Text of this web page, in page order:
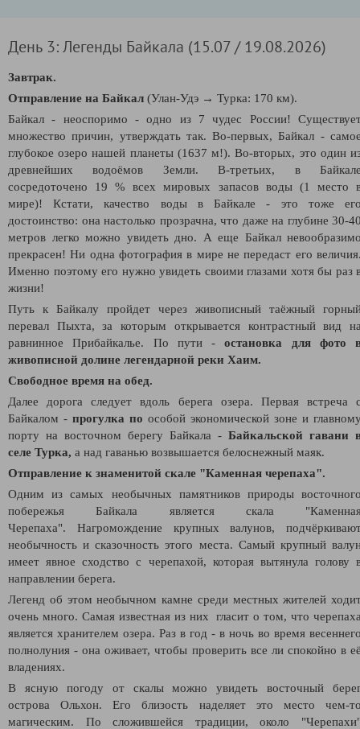
День 3: Легенды Байкала (15.07 / 19.08.2026)
Завтрак.
Отправление на Байкал (Улан-Удэ → Турка: 170 км).
Байкал - неоспоримо - одно из 7 чудес России!
множество причин, утверждать так. Во-первых, Байкал -
глубокое озеро нашей планеты (1637 м!). Во-вторых, это один
древнейших водоёмов Земли. В-третьих, в
сосредоточено 19 % всех мировых запасов воды (1 место
мире)! Кстати, качество воды в Байкале - это тоже
достоинство: она настолько прозрачна, что даже на глубине 30-
метров легко можно увидеть дно. А еще Байкал
прекрасен! Ни одна фотография в мире не передаст его
Именно поэтому его нужно увидеть своими глазами хотя бы раз
жизни!
Путь к Байкалу пройдет через живописный таёжный
перевал Пыхта, за которым открывается контрастный вид
равнинное Прибайкалье. По пути -остановка для фото
живописной долине легендарной реки Хаим.
Свободное время на обед.
Далее дорога следует вдоль берега озера. Первая встреча
Байкалом - прогулка по особой экономической зоне и
порту на восточном берегу Байкала - Байкальской гавани
селе Турка, а над гаванью возвышается белоснежный маяк.
Отправление к знаменитой скале "Каменная черепаха".
Одним из самых необычных памятников природы
побережья Байкала является скала
Черепаха". Нагромождение крупных валунов,
необычность и сказочность этого места. Самый крупный
имеет явное сходство с черепахой, которая вытянула голову
направлении берега.
Легенд об этом необычном камне среди местных жителей
очень много. Самая известная из них гласит о том, что
является хранителем озера. Раз в год - в ночь во время
полнолуния - она оживает, чтобы проверить все ли спокойно в
владениях.
В ясную погоду от скалы можно увидеть восточный
острова Ольхон. Его близость наделяет это место чем-
магическим. По сложившейся традиции, около